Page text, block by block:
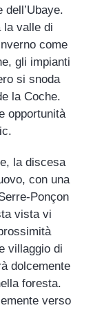
la valle di
come
gli impianti
si snoda
la Coche.
opportunità
la discesa
con una
Ponçon
vista vi
villaggio di
dolcemente
foresta.
verso